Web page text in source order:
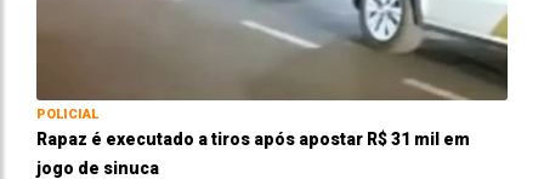
POLICIAL
Rapaz é executado a tiros após apostar R$ 31 mil em
jogo de sinuca